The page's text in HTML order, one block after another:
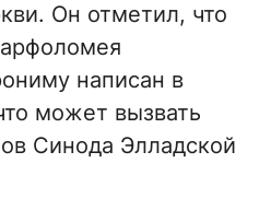
Он отметил, что
написан в
может вызвать
Синода Элладской